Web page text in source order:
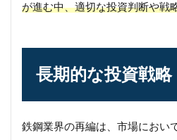
が進む中、適切な投資判断や戦
長期的な投資戦略
鉄鋼業界の再編は、市場におい